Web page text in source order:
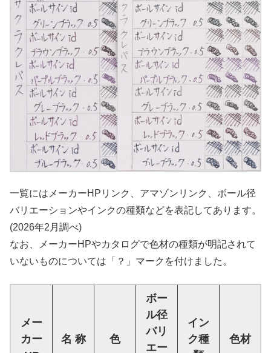
一覧にはメーカーHPリンク、アマゾンリンク、ボール径
バリエーションやインクの種類などを表記してあります。
(2026年2月調べ)
なお、メーカーHPやカタログで色材の種類が明記されて
いないものについては「？」マークを付けました。
メー
カー
名 称 色
ボー
ル径
バリ
エー
イン
ク種
色材